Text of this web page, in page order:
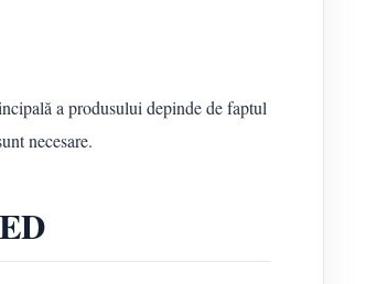
a produsului depinde de faptul
necesare.